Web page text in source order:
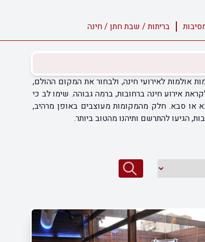
בריתות / שבת חתן / חינה
אולמות לאירועי חינה, ולבחור את המקום ההולם,
אירוע חינה ברחובות, ברמה גבוהה. שימו לב כי
או סבא. חלק מהמקומות מעוצבים באופן מרהיב,
הגיעו להתרשם ותיהנו מהטוב ביותר.